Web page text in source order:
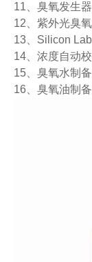
11、臭氧发生
12、紫外光臭
13、Silicon
14、浓度自动
15、臭氧水制
16、臭氧油制